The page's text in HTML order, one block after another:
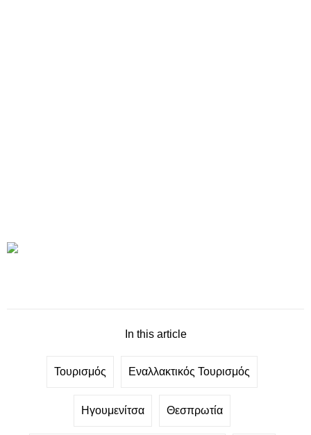
In this article
Τουρισμός Εναλλακτικός Τουρισμός
Ηγουμενίτσα Θεσπρωτία